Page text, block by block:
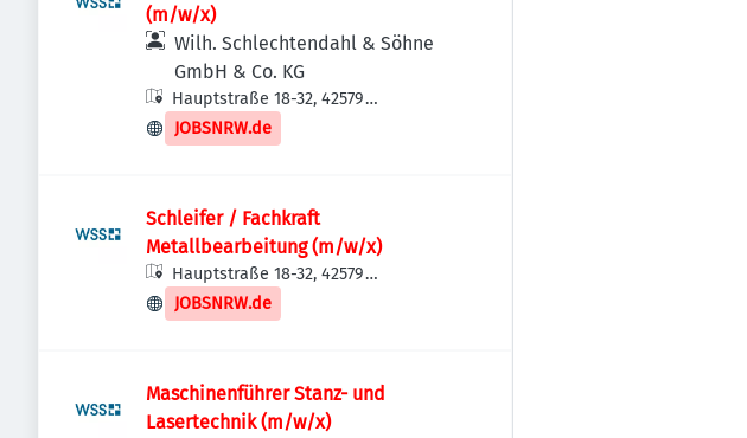
(m/w/x)
Wilh. Schlechtendahl & Söhne
GmbH & Co. KG
Hauptstraße 18-32, 42579
Heiligenhaus, Deutschland
JOBSNRW.de
Schleifer / Fachkraft
Metallbearbeitung (m/w/x)
Hauptstraße 18-32, 42579
Heiligenhaus, Deutschland
JOBSNRW.de
Maschinenführer Stanz- und
Lasertechnik (m/w/x)